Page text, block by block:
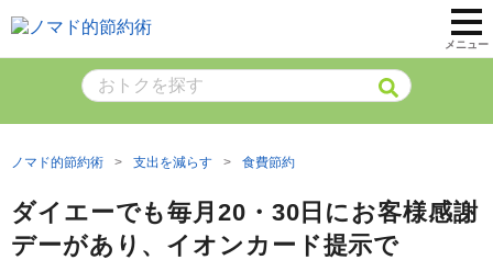
メニュー
ノマド的節約術 支出を減らす 食費節約
ダイエーでも毎月20・30日にお客様感謝
デーがあり、イオンカード提示で